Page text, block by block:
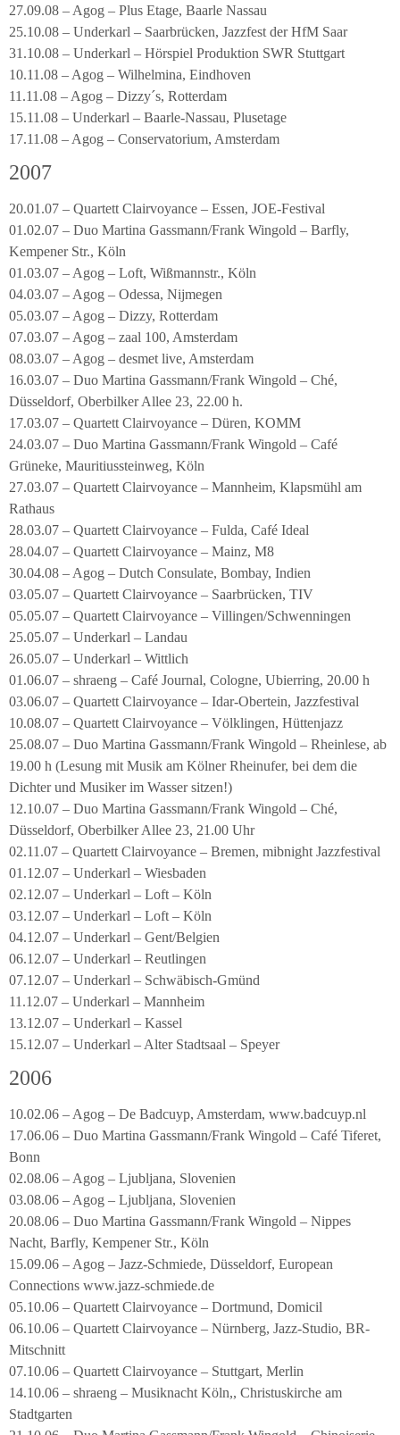
27.09.08 – Agog – Plus Etage, Baarle Nassau
25.10.08 – Underkarl – Saarbrücken, Jazzfest der HfM Saar
31.10.08 – Underkarl – Hörspiel Produktion SWR Stuttgart
10.11.08 – Agog – Wilhelmina, Eindhoven
11.11.08 – Agog – Dizzy´s, Rotterdam
15.11.08 – Underkarl – Baarle-Nassau, Plusetage
17.11.08 – Agog – Conservatorium, Amsterdam
2007
20.01.07 – Quartett Clairvoyance – Essen, JOE-Festival
01.02.07 – Duo Martina Gassmann/Frank Wingold – Barfly,
Kempener Str., Köln
01.03.07 – Agog – Loft, Wißmannstr., Köln
04.03.07 – Agog – Odessa, Nijmegen
05.03.07 – Agog – Dizzy, Rotterdam
07.03.07 – Agog – zaal 100, Amsterdam
08.03.07 – Agog – desmet live, Amsterdam
16.03.07 – Duo Martina Gassmann/Frank Wingold – Ché,
Düsseldorf, Oberbilker Allee 23, 22.00 h.
17.03.07 – Quartett Clairvoyance – Düren, KOMM
24.03.07 – Duo Martina Gassmann/Frank Wingold – Café
Grüneke, Mauritiussteinweg, Köln
27.03.07 – Quartett Clairvoyance – Mannheim, Klapsmühl am
Rathaus
28.03.07 – Quartett Clairvoyance – Fulda, Café Ideal
28.04.07 – Quartett Clairvoyance – Mainz, M8
30.04.08 – Agog – Dutch Consulate, Bombay, Indien
03.05.07 – Quartett Clairvoyance – Saarbrücken, TIV
05.05.07 – Quartett Clairvoyance – Villingen/Schwenningen
25.05.07 – Underkarl – Landau
26.05.07 – Underkarl – Wittlich
01.06.07 – shraeng – Café Journal, Cologne, Ubierring, 20.00 h
03.06.07 – Quartett Clairvoyance – Idar-Obertein, Jazzfestival
10.08.07 – Quartett Clairvoyance – Völklingen, Hüttenjazz
25.08.07 – Duo Martina Gassmann/Frank Wingold – Rheinlese, ab
19.00 h (Lesung mit Musik am Kölner Rheinufer, bei dem die
Dichter und Musiker im Wasser sitzen!)
12.10.07 – Duo Martina Gassmann/Frank Wingold – Ché,
Düsseldorf, Oberbilker Allee 23, 21.00 Uhr
02.11.07 – Quartett Clairvoyance – Bremen, mibnight Jazzfestival
01.12.07 – Underkarl – Wiesbaden
02.12.07 – Underkarl – Loft – Köln
03.12.07 – Underkarl – Loft – Köln
04.12.07 – Underkarl – Gent/Belgien
06.12.07 – Underkarl – Reutlingen
07.12.07 – Underkarl – Schwäbisch-Gmünd
11.12.07 – Underkarl – Mannheim
13.12.07 – Underkarl – Kassel
15.12.07 – Underkarl – Alter Stadtsaal – Speyer
2006
10.02.06 – Agog – De Badcuyp, Amsterdam, www.badcuyp.nl
17.06.06 – Duo Martina Gassmann/Frank Wingold – Café Tiferet,
Bonn
02.08.06 – Agog – Ljubljana, Slovenien
03.08.06 – Agog – Ljubljana, Slovenien
20.08.06 – Duo Martina Gassmann/Frank Wingold – Nippes
Nacht, Barfly, Kempener Str., Köln
15.09.06 – Agog – Jazz-Schmiede, Düsseldorf, European
Connections www.jazz-schmiede.de
05.10.06 – Quartett Clairvoyance – Dortmund, Domicil
06.10.06 – Quartett Clairvoyance – Nürnberg, Jazz-Studio, BR-
Mitschnitt
07.10.06 – Quartett Clairvoyance – Stuttgart, Merlin
14.10.06 – shraeng – Musiknacht Köln,, Christuskirche am
Stadtgarten